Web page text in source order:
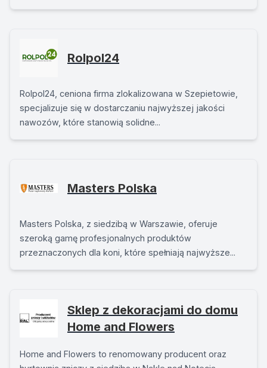
Rolpol24
Rolpol24, ceniona firma zlokalizowana w Szepietowie,
specjalizuje się w dostarczaniu najwyższej jakości
nawozów, które stanowią solidne...
Masters Polska
Masters Polska, z siedzibą w Warszawie, oferuje
szeroką gamę profesjonalnych produktów
przeznaczonych dla koni, które spełniają najwyższe...
Sklep z dekoracjami do domu
Home and Flowers
Home and Flowers to renomowany producent oraz